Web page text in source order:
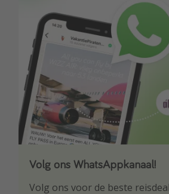
Volg ons WhatsAppkanaal!
Volg ons voor de beste
Download onze app
Wees als eerste op de hoogte